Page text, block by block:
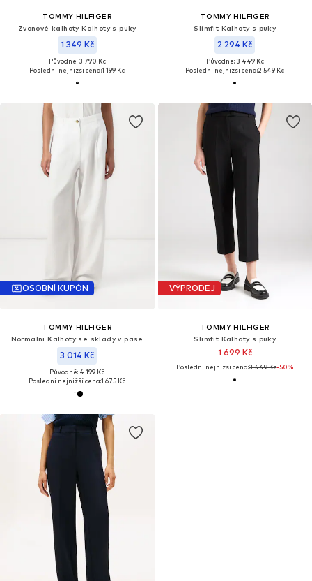
TOMMY HILFIGER
Zvonové kalhoty Kalhoty s puky
1 349 Kč
Původně: 3 790 Kč
Poslední nejnižší cena:1 199 Kč
TOMMY HILFIGER
Slimfit Kalhoty s puky
2 294 Kč
Původně: 3 449 Kč
Poslední nejnižší cena:2 549 Kč
OSOBNÍ KUPÓN
TOMMY HILFIGER
Normální Kalhoty se sklady v pase
3 014 Kč
Původně: 4 199 Kč
Poslední nejnižší cena:1 675 Kč
VÝPRODEJ
TOMMY HILFIGER
Slimfit Kalhoty s puky
1 699 Kč
Poslední nejnižší cena:3 449 Kč-50%